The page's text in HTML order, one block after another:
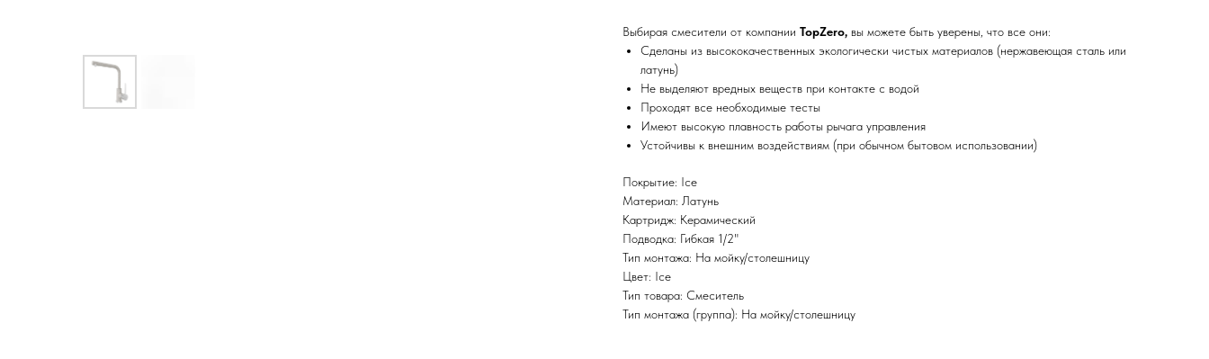
Выбирая смесители от компании TopZero, вы можете быть уверены, что все они:
Сделаны из высококачественных экологически чистых материалов (нержавеющая сталь или
латунь)
Не выделяют вредных веществ при контакте с водой
Проходят все необходимые тесты
Имеют высокую плавность работы рычага управления
Устойчивы к внешним воздействиям (при обычном бытовом использовании)
Покрытие: Ice
Материал: Латунь
Картридж: Керамический
Подводка: Гибкая 1/2"
Тип монтажа: На мойку/столешницу
Цвет: Ice
Тип товара: Смеситель
Тип монтажа (группа): На мойку/столешницу